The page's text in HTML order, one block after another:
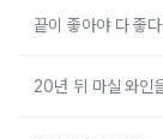
끝이 좋아야 다 좋
20년 뒤 마실 와인